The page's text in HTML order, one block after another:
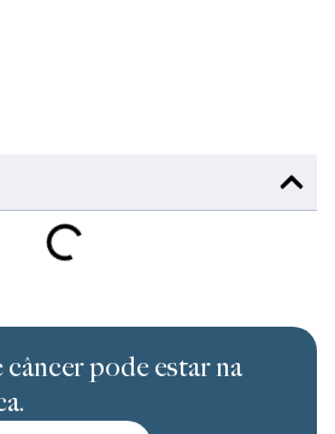
pode estar na